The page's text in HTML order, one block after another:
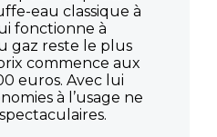
eau classique à
fonctionne à
gaz reste le plus
commence aux
euros. Avec lui
à l’usage ne